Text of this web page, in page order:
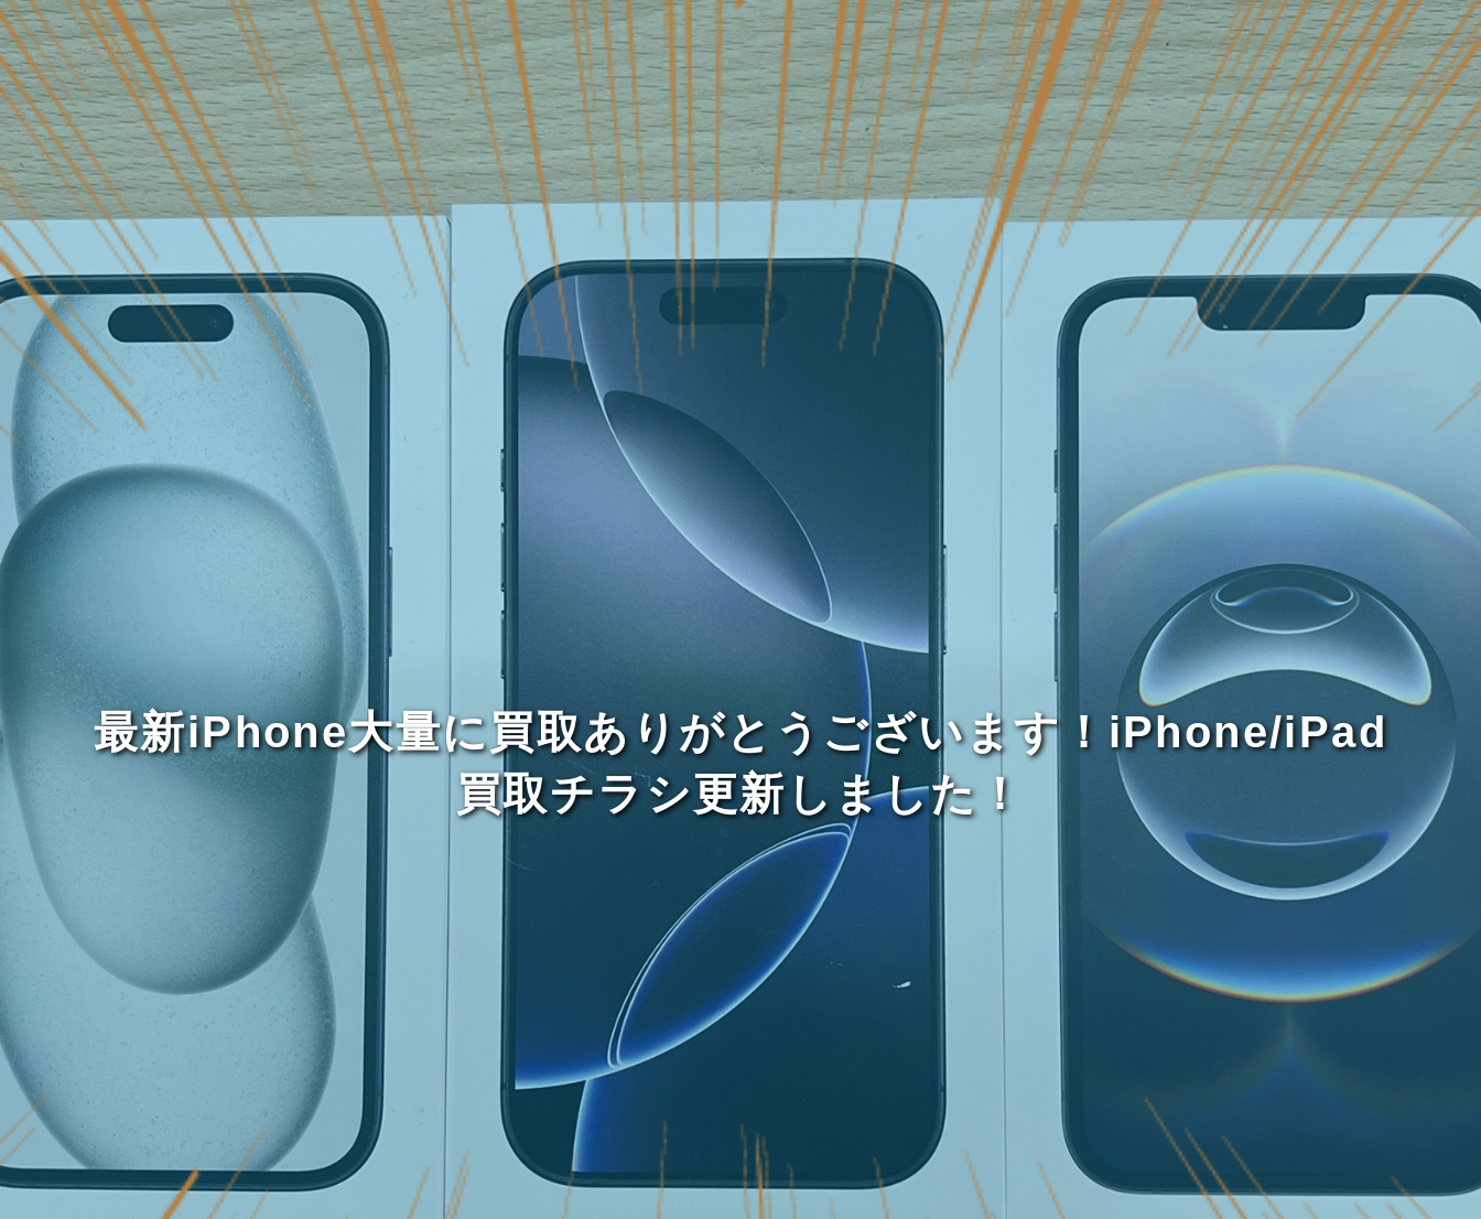
最新iPhone大量に買取ありがとうございます！iPhone/iPad
買取チラシ更新しました！